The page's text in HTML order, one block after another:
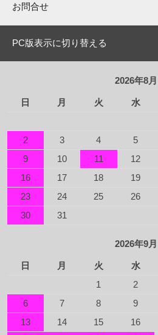
お問合せ
PC版表示に切り替える
2026年8月
日 月 火 水
2
3 4 5
9
10 11 12
16
17 18 19
23
24 25 26
30
31
2026年9月
日 月 火 水
1
2
6
7 8 9
13
14 15 16